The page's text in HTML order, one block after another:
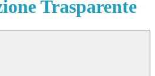
Trasparente